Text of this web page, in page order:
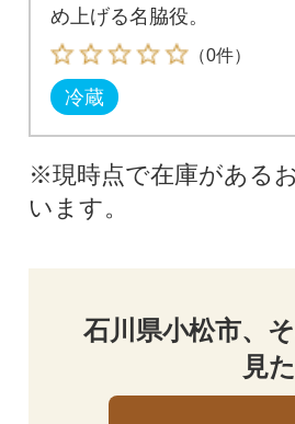
め上げる名脇役。
（0件）
冷蔵
※現時点で在庫がある
います。
石川県小松市、
見